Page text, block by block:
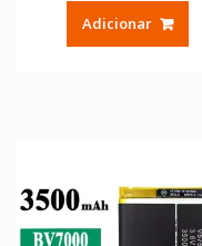
Adicionar